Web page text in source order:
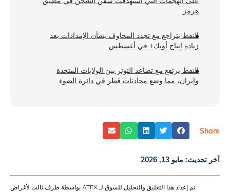
هرمز
النفط يتراجع مع تجدد المخاوف بشأن الإمدادات بعد
زيادة إنتاج أوبك+ في أغسطس.
النفط يرتفع مع تصاعد التوتر بين الولايات المتحدة
وإيران، مما وضع محادثات قطر في دائرة الضوء
Share
آخر تحديث: مايو 13, 2026
.تم إعداد هذا التعليق والتحليل للسوق لـ ATFX بواسطة طرف ثالث لأغراض